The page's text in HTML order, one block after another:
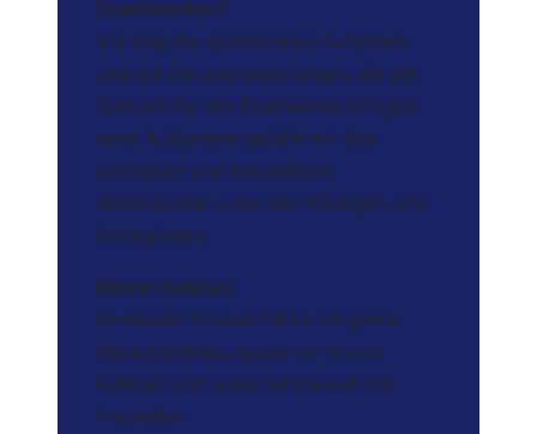
Stadtwerken?
Ich mag die spannenden Aufgaben
und die Herausforderungen, die die
Zukunft für die Stadtwerke bringen
wird. Außerdem gefällt mir das
kollegiale und freundliche
Miteinander unter den Kollegen und
Kolleginnen.
Meine Hobbys:
In meiner Freizeit fahre ich gerne
Mountainbike, spiele im Verein
Fußball und unternehme viel mit
Freunden.